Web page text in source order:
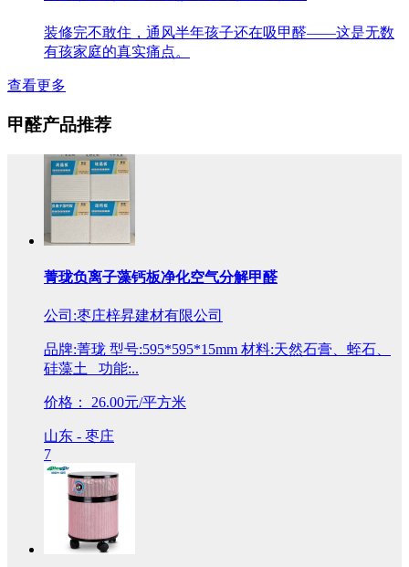
装修完不敢住，通风半年孩子还在吸甲醛——这是无数
有孩家庭的真实痛点。
查看更多
甲醛产品推荐
菁珑负离子藻钙板净化空气分解甲醛
公司:枣庄梓昇建材有限公司
品牌:菁珑 型号:595*595*15mm 材料:天然石膏、蛭石、
硅藻土 功能:..
价格： 26.00元/平方米
山东 - 枣庄
7